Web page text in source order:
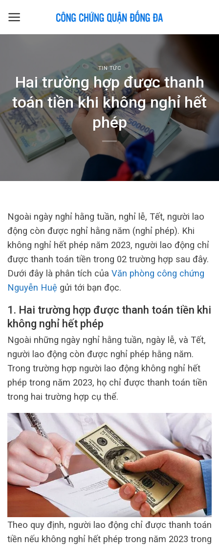
TIN TỨC
Hai trường hợp được thanh
toán tiền khi không nghỉ hết
phép
Ngoài ngày nghỉ hằng tuần, nghỉ lễ, Tết, người lao
động còn được nghỉ hằng năm (nghỉ phép). Khi
không nghỉ hết phép năm 2023, người lao động chỉ
được thanh toán tiền trong 02 trường hợp sau đây.
Dưới đây là phân tích của Văn phòng công chứng
Nguyễn Huệ gửi tới bạn đọc.
1. Hai trường hợp được thanh toán tiền khi
không nghỉ hết phép
Ngoài những ngày nghỉ hằng tuần, ngày lễ, và Tết,
người lao động còn được nghỉ phép hằng năm.
Trong trường hợp người lao động không nghỉ hết
phép trong năm 2023, họ chỉ được thanh toán tiền
trong hai trường hợp cụ thể.
Theo quy định, người lao động chỉ được thanh toán
tiền nếu không nghỉ hết phép trong năm 2023 trong